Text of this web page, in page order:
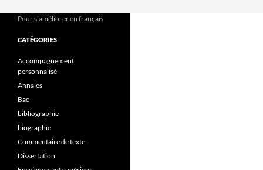
contenuPour s'améliorer en français
CATÉGORIES
Accompagnement
personnalisé
Annales
Bac
bibliographie
biographie
Commentaire de texte
Dissertation